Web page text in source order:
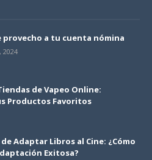
provecho a tu cuenta nómina
2024
de Vapeo Online:
Productos Favoritos
Adaptar Libros al Cine: ¿Cómo
Exitosa?